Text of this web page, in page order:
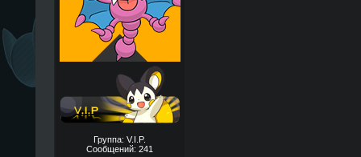
Группа: V.I.P.
Сообщений: 241